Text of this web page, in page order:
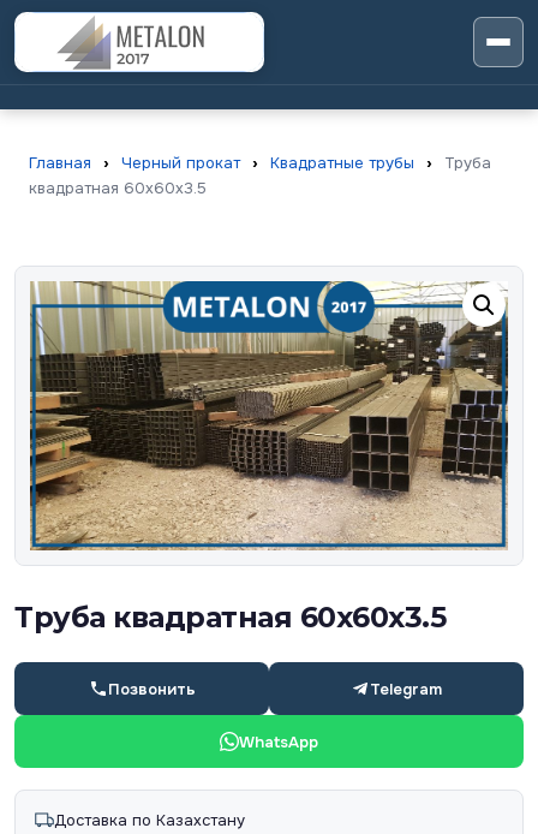
Главная › Черный прокат › Квадратные трубы ›
Труба
квадратная 60х60х3.5
Труба квадратная 60х60х3.5
Позвонить Telegram
WhatsApp
Доставка по Казахстану